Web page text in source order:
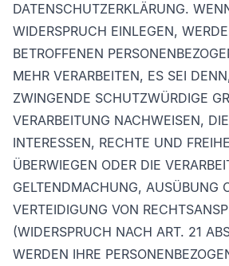
DATENSCHUTZERKLÄRUNG.
WIDERSPRUCH EINLEGEN,
BETROFFENEN
MEHR VERARBEITEN, ES SEI
ZWINGENDE SCHUTZWÜRDIGE
VERARBEITUNG NACHWEISEN,
INTERESSEN, RECHTE UND
ÜBERWIEGEN ODER DIE
GELTENDMACHUNG, AUSÜBUNG
VERTEIDIGUNG VON
(WIDERSPRUCH NACH ART. 21
WERDEN IHRE